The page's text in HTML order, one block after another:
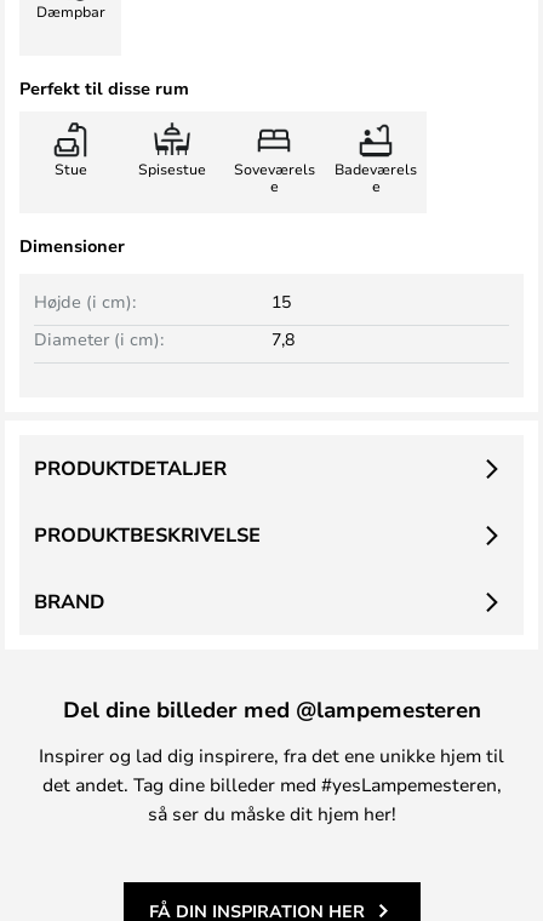
Dæmpbar
Perfekt til disse rum
Stue Spisestue
Soveværels
e
Badeværels
e
Dimensioner
Højde (i cm):
15
Diameter (i cm):
7,8
PRODUKTBESKRIVELSE
PRODUKTDETALJER
BRAND
Del dine billeder med @lampemesteren
Inspirer og lad dig inspirere, fra det ene unikke hjem til
det andet. Tag dine billeder med #yesLampemesteren,
så ser du måske dit hjem her!
FÅ DIN INSPIRATION HER